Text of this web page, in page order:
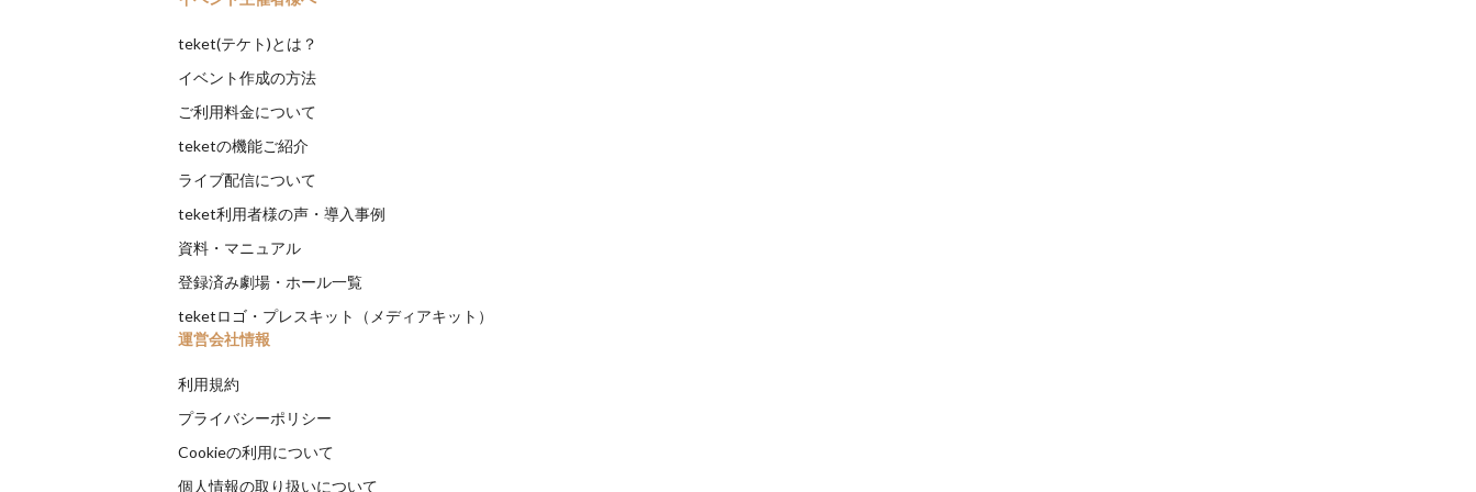
teket(テケト)とは？
イベント作成の方法
ご利用料金について
teketの機能ご紹介
ライブ配信について
teket利用者様の声・導入事例
資料・マニュアル
登録済み劇場・ホール一覧
teketロゴ・プレスキット（メディアキット）
運営会社情報
利用規約
プライバシーポリシー
Cookieの利用について
個人情報の取り扱いについて